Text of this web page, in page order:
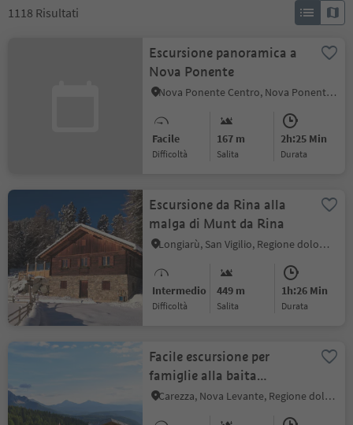
1118 Risultati
Escursione panoramica a
Nova Ponente
Nova Ponente Centro, Nova Ponente, Regione dolomitica Val d'Ega
Facile
Difficoltà
167 m
Salita
2h:25 Min
durata
Escursione da Rina alla
malga di Munt da Rina
Longiarù, San Vigilio, Regione dolomitica Plan de Corones
Intermedio
Difficoltà
449 m
Salita
1h:26 Min
durata
Facile escursione per
famiglie alla baita
Messnerjoch
Carezza, Nova Levante, Regione dolomitica Val d'Ega